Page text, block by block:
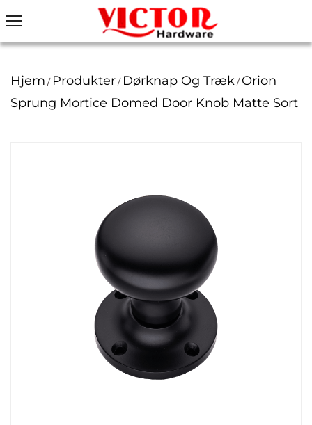
Hjem / Produkter / Dørknap Og Træk / Orion
Sprung Mortice Domed Door Knob Matte Sort